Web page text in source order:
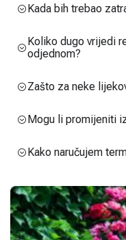
Kada bih trebao
Koliko dugo vrijedi
odjednom?
Zašto za neke
Mogu li promijeniti
Kako naručujem